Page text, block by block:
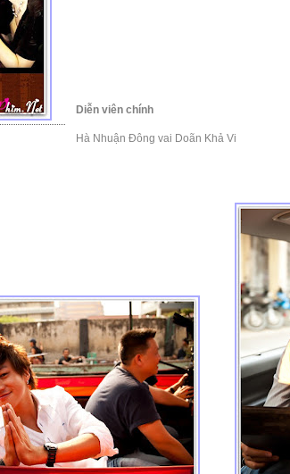
Diễn viên chính
Hà Nhuận Đông vai Doãn Khả Vi